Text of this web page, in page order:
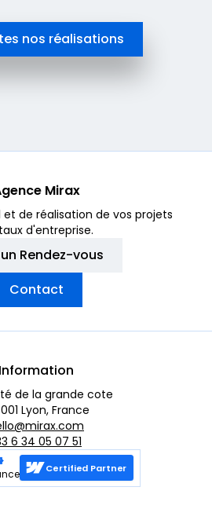
nos réalisations
Mirax
de réalisation de vos projets
d'entreprise.
un Rendez-vous
Contact
Information
de la grande cote
Lyon, France
6 34 05 07 51
Certified Partner